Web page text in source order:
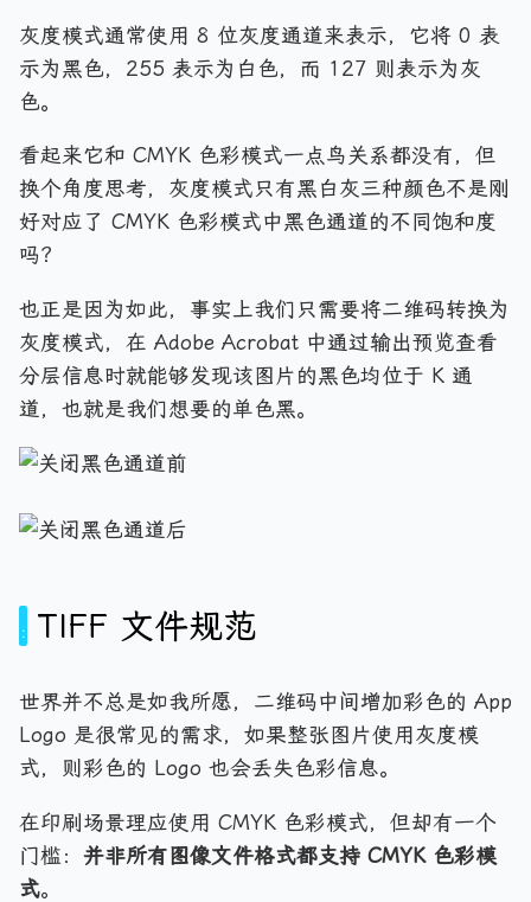
灰度模式通常使用 8 位灰度通道来表示，它将 0 表
示为黑色，255 表示为白色，而 127 则表示为灰
色。
看起来它和 CMYK 色彩模式一点鸟关系都没有，但
换个角度思考，灰度模式只有黑白灰三种颜色不是刚
好对应了 CMYK 色彩模式中黑色通道的不同饱和度
吗？
也正是因为如此，事实上我们只需要将二维码转换为
灰度模式，在 Adobe Acrobat 中通过输出预览查看
分层信息时就能够发现该图片的黑色均位于 K 通
道，也就是我们想要的单色黑。
TIFF 文件规范
世界并不总是如我所愿，二维码中间增加彩色的 App
Logo 是很常见的需求，如果整张图片使用灰度模
式，则彩色的 Logo 也会丢失色彩信息。
在印刷场景理应使用 CMYK 色彩模式，但却有一个
门槛： 并非所有图像文件格式都支持 CMYK 色彩模
式。